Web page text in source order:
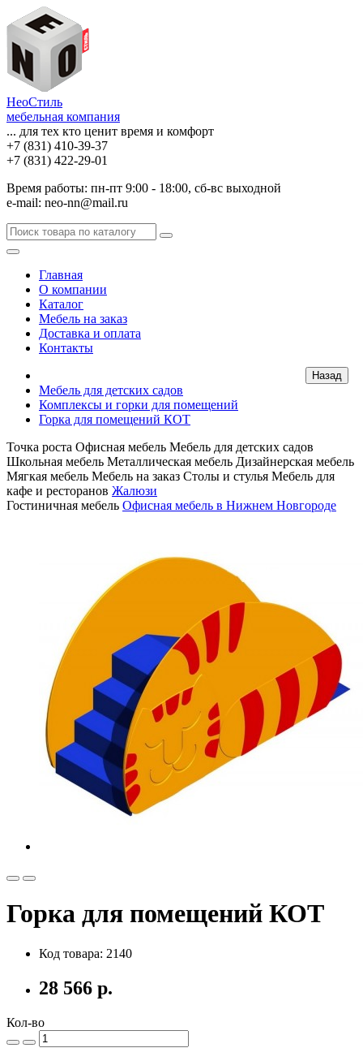
НеоСтиль
мебельная компания
... для тех кто ценит время и комфорт
+7 (831) 410-39-37
+7 (831) 422-29-01
Время работы: пн-пт 9:00 - 18:00, сб-вс выходной
e-mail: neo-nn@mail.ru
Главная
О компании
Каталог
Мебель на заказ
Доставка и оплата
Контакты
Мебель для детских садов
Комплексы и горки для помещений
Горка для помещений КОТ
Точка роста Офисная мебель Мебель для детских садов
Школьная мебель Металлическая мебель Дизайнерская мебель
Мягкая мебель Мебель на заказ Столы и стулья Мебель для
кафе и ресторанов Жалюзи
Гостиничная мебель Офисная мебель в Нижнем Новгороде
Горка для помещений КОТ
Код товара: 2140
28 566 р.
Кол-во